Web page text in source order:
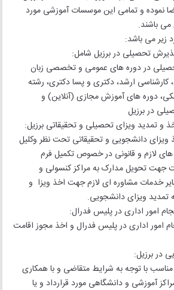
نموده و تمامی این موسسات آموزشی مورد
می باشند.
زیر می باشد:
تحصیلی در برزیل شامل:
در دوره های عمومی و تخصصی زبان
کارشناسی ارشد، دکتری و پسا دکتری، رشته
دوره های آموزش مجازی (آنلاین) و
در برزیل
تمدید ویزای تحصیلی و تحقیقاتی برزیل:
دانشجویی و تحقیقاتی تحت نظر وکلیل
های لازم و قانونی در خصوص تکمیل فرم
جهت تحویل مدارک به مراکز کنسولی و
خدمات مشاوره ای لازم جهت اخذ ویزا و
ویزای دانشجویی.
امور اداری در پلیس فدرال:
امور اداری در پلیس فدرال و اخذ مجوز اقامت
در برزیل:
با توجه به شرایط متقاضی و با همکاری
آموزشی و دانشگاهی مورد قرارداد و یا